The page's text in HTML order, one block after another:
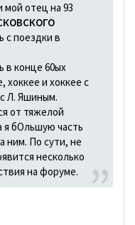
отец на 93
с поездки в
в конце 60ых
и хоккее с
Л. Яшиным.
от тяжелой
я бОльшую часть
ним. По сути, не
несколько
на форуме.